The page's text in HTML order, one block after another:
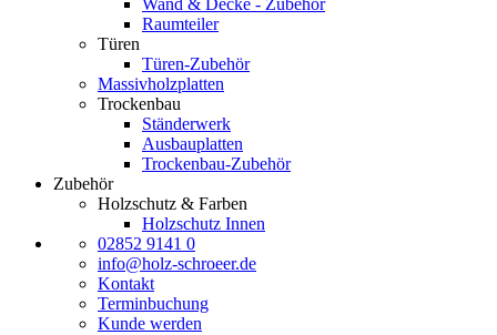
Wand & Decke - Zubehör
Raumteiler
Türen
Türen-Zubehör
Massivholzplatten
Trockenbau
Ständerwerk
Ausbauplatten
Trockenbau-Zubehör
Zubehör
Holzschutz & Farben
Holzschutz Innen
02852 9141 0
info@holz-schroeer.de
Kontakt
Terminbuchung
Kunde werden